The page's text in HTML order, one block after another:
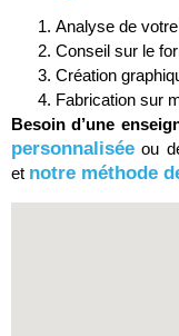
Analyse de
Conseil sur le
Création
Fabrication sur
Besoin d’une
personnalisée ou
et notre méthode